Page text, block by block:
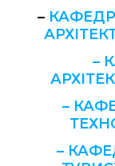
–
–
–
–